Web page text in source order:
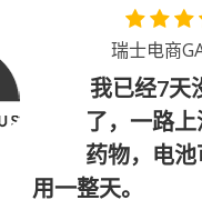
瑞士电商
我已经7天
了，一路
药物，电
用一整天。